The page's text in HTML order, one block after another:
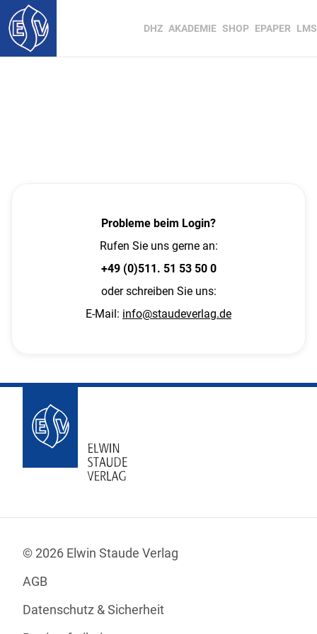
DHZ AKADEMIE SHOP EPAPER LMS
Probleme beim Login?
Rufen Sie uns gerne an:
+49 (0)511. 51 53 50 0
oder schreiben Sie uns:
E-Mail: info@staudeverlag.de
© 2026 Elwin Staude Verlag
AGB
Datenschutz & Sicherheit